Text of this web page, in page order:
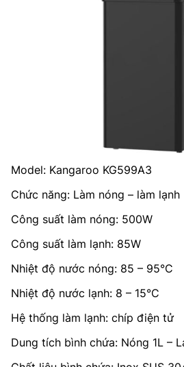
Model: Kangaroo KG599A3
Chức năng: Làm nóng – làm lạnh
Công suất làm nóng: 500W
Công suất làm lạnh: 85W
Nhiệt độ nước nóng: 85 – 95°C
Nhiệt độ nước lạnh: 8 – 15°C
Hệ thống làm lạnh: chíp điện tử
Dung tích bình chứa: Nóng 1L –